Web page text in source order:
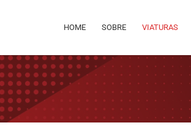
HOME SOBRE VIATURAS